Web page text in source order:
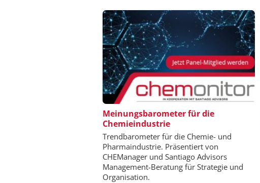
Meinungsbarometer für die
Chemieindustrie
Trendbarometer für die Chemie- und
Pharmaindustrie. Präsentiert von
CHEManager und Santiago Advisors
Management-Beratung für Strategie und
Organisation.
ZEPPELIN SYSTEMS GMBH
Sichere und hocheffiziente
Produktion von Batteriemassen